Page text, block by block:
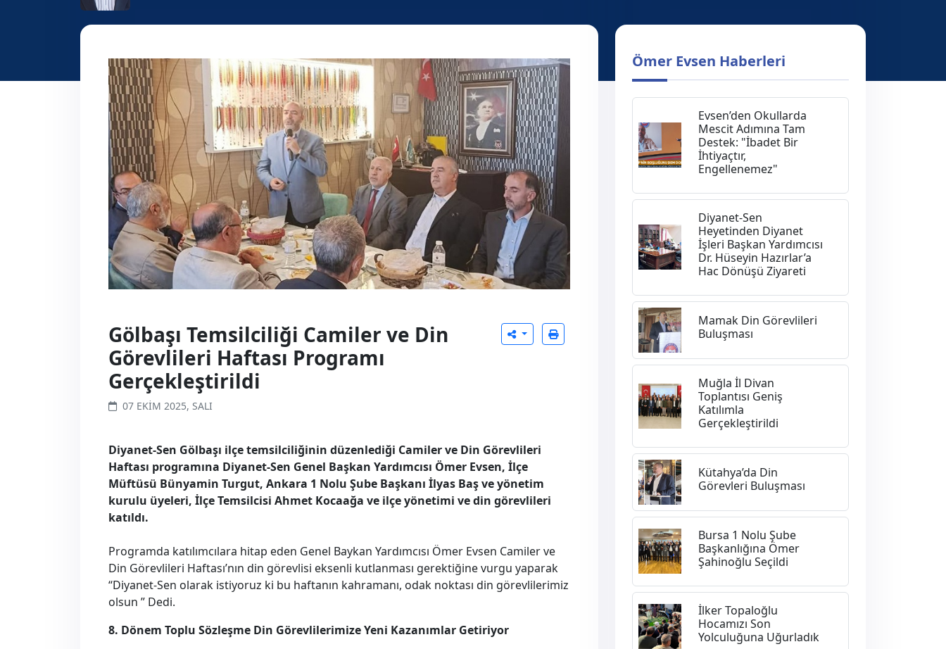
Gölbaşı Temsilciliği Camiler ve Din
Görevlileri Haftası Programı
Gerçekleştirildi
07 EKIM 2025, SALI
Diyanet-Sen Gölbaşı ilçe temsilciliğinin düzenlediği Camiler ve Din Görevlileri
Haftası programına Diyanet-Sen Genel Başkan Yardımcısı Ömer Evsen, İlçe
Müftüsü Bünyamin Turgut, Ankara 1 Nolu Şube Başkanı İlyas Baş ve yönetim
kurulu üyeleri, İlçe Temsilcisi Ahmet Kocaağa ve ilçe yönetimi ve din görevlileri
katıldı.
Programda katılımcılara hitap eden Genel Baykan Yardımcısı Ömer Evsen Camiler ve
Din Görevlileri Haftası’nın din görevlisi eksenli kutlanması gerektiğine vurgu yaparak
“Diyanet-Sen olarak istiyoruz ki bu haftanın kahramanı, odak noktası din görevlilerimiz
olsun ” Dedi.
8. Dönem Toplu Sözleşme Din Görevlilerimize Yeni Kazanımlar Getiriyor
Ömer Evsen Haberleri
Evsen’den Okullarda
Mescit Adımına Tam
Destek: "İbadet Bir
İhtiyaçtır,
Engellenemez"
Diyanet-Sen
Heyetinden Diyanet
İşleri Başkan Yardımcısı
Dr. Hüseyin Hazırlar’a
Hac Dönüşü Ziyareti
Mamak Din Görevlileri
Buluşması
Muğla İl Divan
Toplantısı Geniş
Katılımla
Gerçekleştirildi
Kütahya’da Din
Görevleri Buluşması
Bursa 1 Nolu Şube
Başkanlığına Ömer
Şahinoğlu Seçildi
İlker Topaloğlu
Hocamızı Son
Yolculuğuna Uğurladık